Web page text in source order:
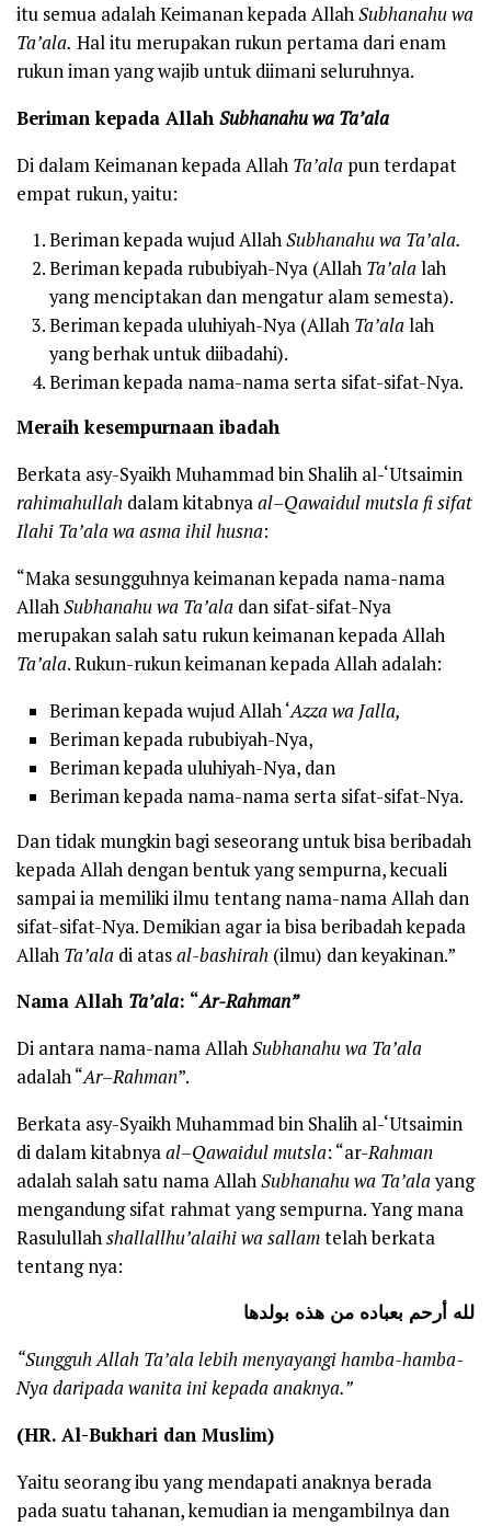
itu semua adalah Keimanan kepada AllahSubhanahuwa
Ta’ala. Hal itu merupakan rukun pertama dari enam
rukun iman yang wajib untuk diimani seluruhnya.
Beriman kepada Allah Subhanahu wa Ta’ala
Di dalam Keimanan kepada Allah Ta’ala pun terdapat
empat rukun, yaitu:
Beriman kepada wujud AllahSubhanahu wa Ta’ala.
Beriman kepada rububiyah-Nya (Allah Ta’alalah
yang menciptakan dan mengatur alam semesta).
Beriman kepada uluhiyah-Nya (Allah Ta’alalah
yang berhak untuk diibadahi).
Beriman kepada nama-nama serta sifat-sifat-Nya.
Meraih kesempurnaan ibadah
Berkata asy-Syaikh Muhammad bin Shalih al-‘Utsaimin
rahimahullah dalam kitabnyaal–Qawaidul mutsla fi sifat
Ilahi Ta’ala wa asma ihilhusna:
“Maka sesungguhnya keimanan kepada nama-nama
AllahSubhanahu wa Ta’ala dan sifat-sifat-Nya
merupakan salah satu rukun keimanan kepada Allah
Ta’ala. Rukun-rukun keimanan kepada Allah adalah:
Beriman kepada wujud Allah ‘Azza wa Jalla,
Beriman kepada rububiyah-Nya,
Beriman kepada uluhiyah-Nya, dan
Beriman kepada nama-nama serta sifat-sifat-Nya.
Dan tidak mungkin bagi seseorang untuk bisa beribadah
kepada Allah dengan bentuk yang sempurna, kecuali
sampai ia memiliki ilmu tentang nama-nama Allah dan
sifat-sifat-Nya. Demikian agar ia bisa beribadah kepada
Allah Ta’ala di atasal-bashirah (ilmu) dan keyakinan.”
Nama Allah Ta’ala: “Ar-Rahman”
Di antara nama-nama AllahSubhanahu wa Ta’ala
adalah “Ar–Rahman”.
Berkata asy-Syaikh Muhammad bin Shalih al-‘Utsaimin
di dalam kitabnyaal–Qawaidul mutsla: “ar-Rahman
adalah salah satu nama AllahSubhanahu wa Ta’alayang
mengandung sifat rahmat yang sempurna. Yang mana
Rasulullahshallallhu’alaihi wa sallamtelah berkata
tentang nya:
لله أرحم بعباده من هذه بولدها
“Sungguh Allah Ta’alalebih menyayangihamba-hamba-
Nya daripada wanita ini kepada anaknya.”
(HR. Al-Bukhari dan Muslim)
Yaitu seorang ibu yang mendapati anaknya berada
pada suatu tahanan, kemudian ia mengambilnya dan